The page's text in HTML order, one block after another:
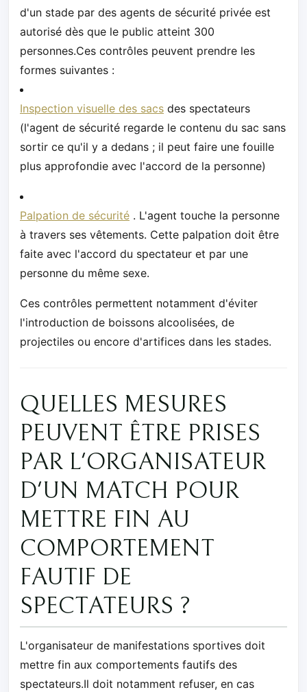
d'un stade par des agents de sécurité privée est
autorisé dès que le public atteint 300
personnes.Ces contrôles peuvent prendre les
formes suivantes :
Inspection visuelle des sacs des spectateurs
(l'agent de sécurité regarde le contenu du sac sans
sortir ce qu'il y a dedans ; il peut faire une fouille
plus approfondie avec l'accord de la personne)
Palpation de sécurité . L'agent touche la personne
à travers ses vêtements. Cette palpation doit être
faite avec l'accord du spectateur et par une
personne du même sexe.
Ces contrôles permettent notamment d'éviter
l'introduction de boissons alcoolisées, de
projectiles ou encore d'artifices dans les stades.
QUELLES MESURES
PEUVENT ÊTRE PRISES
PAR L'ORGANISATEUR
D'UN MATCH POUR
METTRE FIN AU
COMPORTEMENT
FAUTIF DE
SPECTATEURS ?
L'organisateur de manifestations sportives doit
mettre fin aux comportements fautifs des
spectateurs.Il doit notamment refuser, en cas